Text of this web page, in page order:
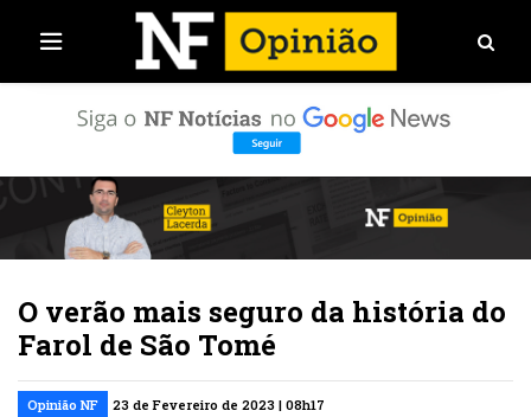
O verão mais seguro da história do
Farol de São Tomé
Opinião NF 23 de Fevereiro de 2023 | 08h17